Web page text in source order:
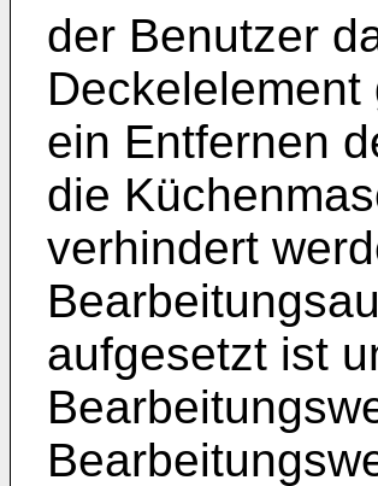
der Benutzer
ein Entfernen
die
verhindert
aufgesetzt ist